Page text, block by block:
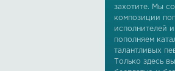
захотите. Мы
композиции
исполнителей
пополняем
талантливых
Только здесь